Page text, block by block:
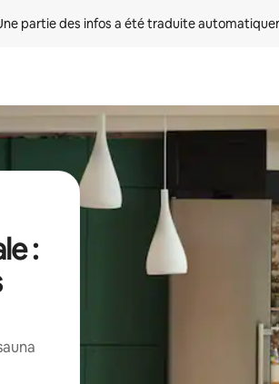
partie des infos a été traduite
: